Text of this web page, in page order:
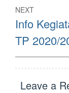
NEXT
Next
post:
Info
TP 2020/
Leave a